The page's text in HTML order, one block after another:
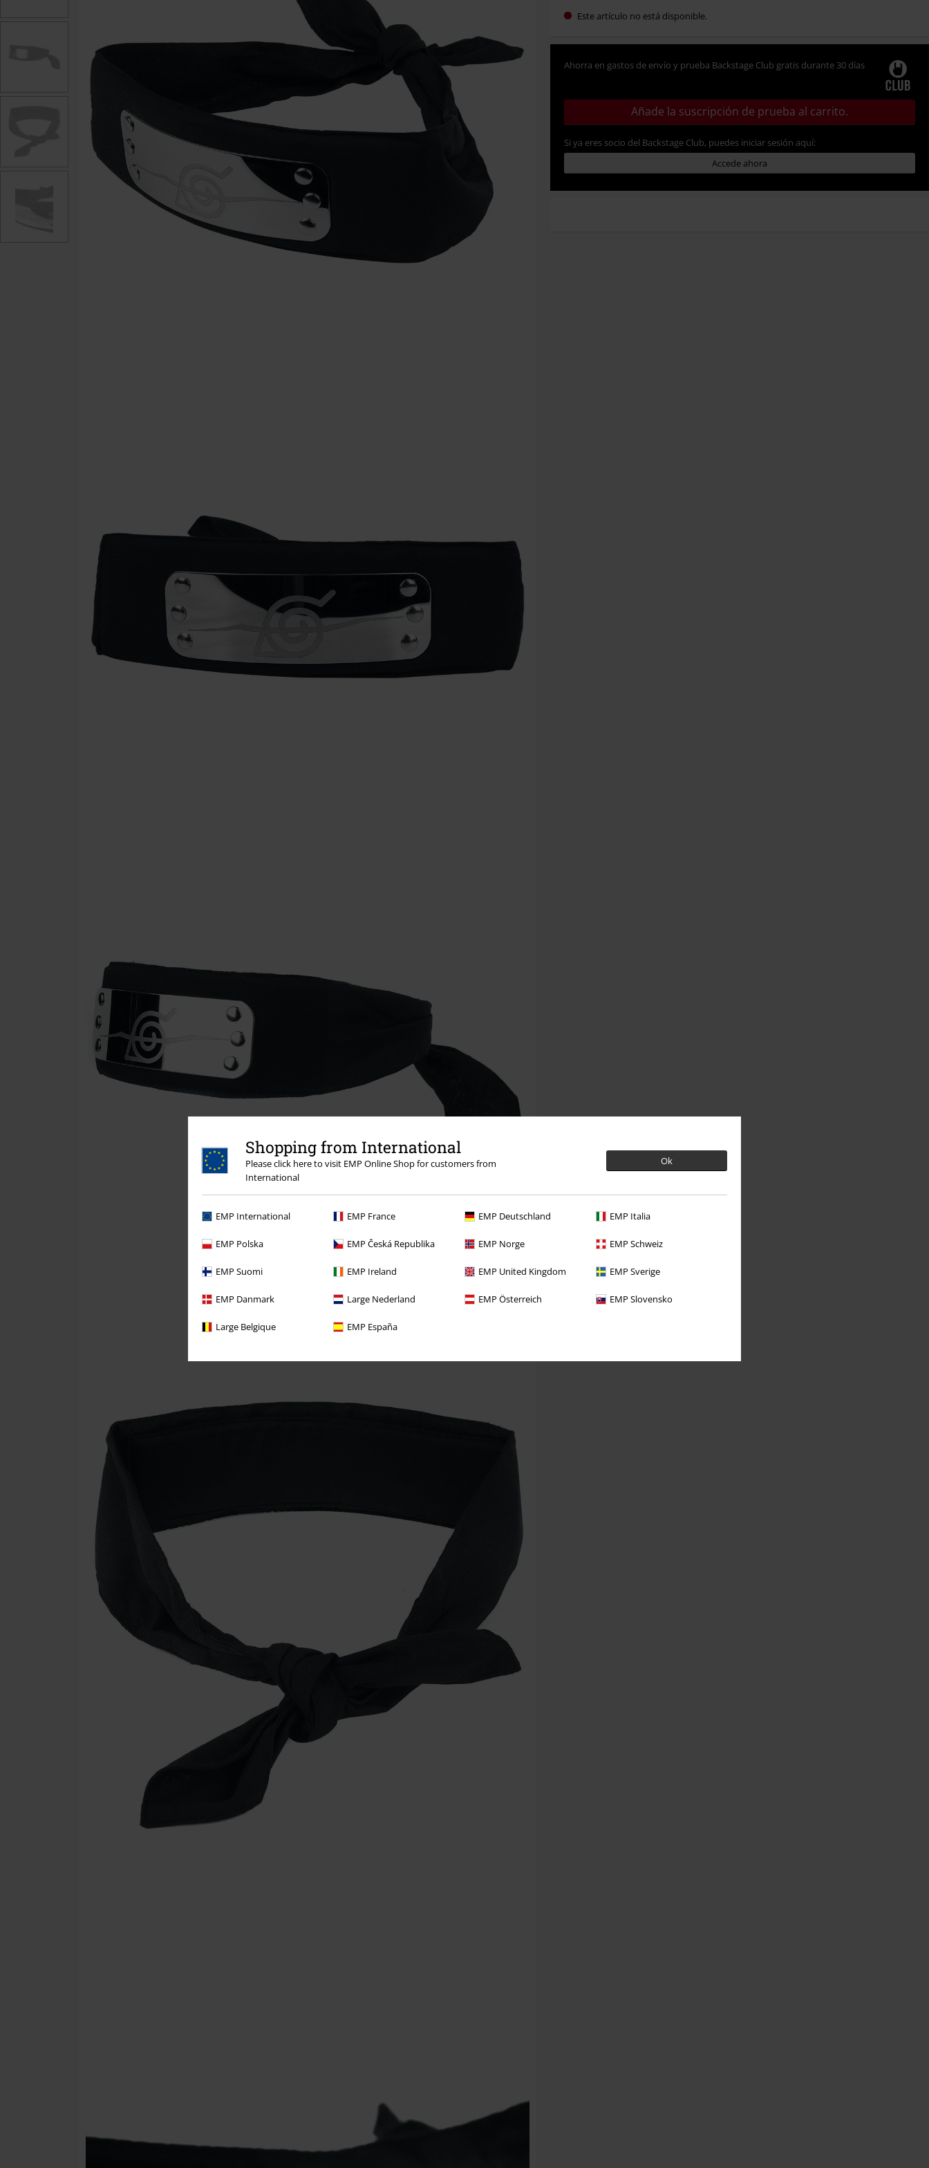
Shopping from International
Please click here to visit EMP Online Shop for customers from
International
Ok
EMP International EMP France EMP Deutschland EMP Italia
EMP Polska EMP Česká Republika EMP Norge EMP Schweiz
EMP Suomi EMP Ireland EMP United Kingdom EMP Sverige
EMP Danmark Large Nederland EMP Österreich EMP Slovensko
Large Belgique EMP España
Este artículo no está disponible.
Ahorra en gastos de envío y prueba Backstage Club gratis durante 30 días
Añade la suscripción de prueba al carrito.
Si ya eres socio del Backstage Club, puedes iniciar sesión aquí:
Accede ahora